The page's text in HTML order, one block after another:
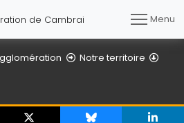
de Cambrai Menu
Notre territoire